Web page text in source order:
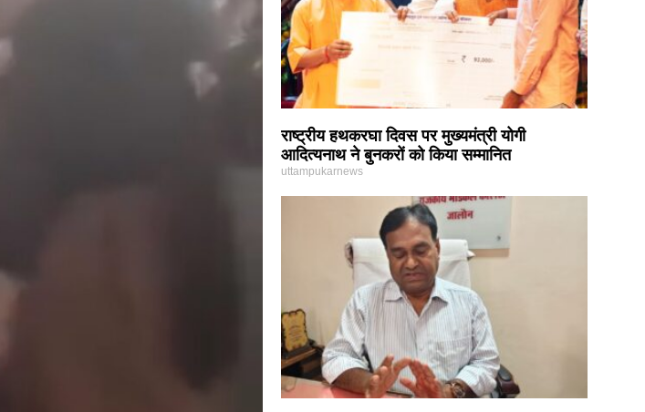
राष्ट्रीय हथकरघा दिवस पर मुख्यमंत्री योगी
आदित्यनाथ ने बुनकरों को किया सम्मानित
uttampukarnews